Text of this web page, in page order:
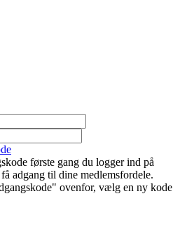
første gang du logger ind på
adgang til dine medlemsfordele.
ovenfor, vælg en ny kode